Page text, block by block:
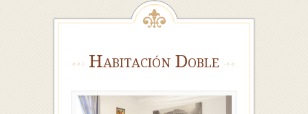
Habitación Doble